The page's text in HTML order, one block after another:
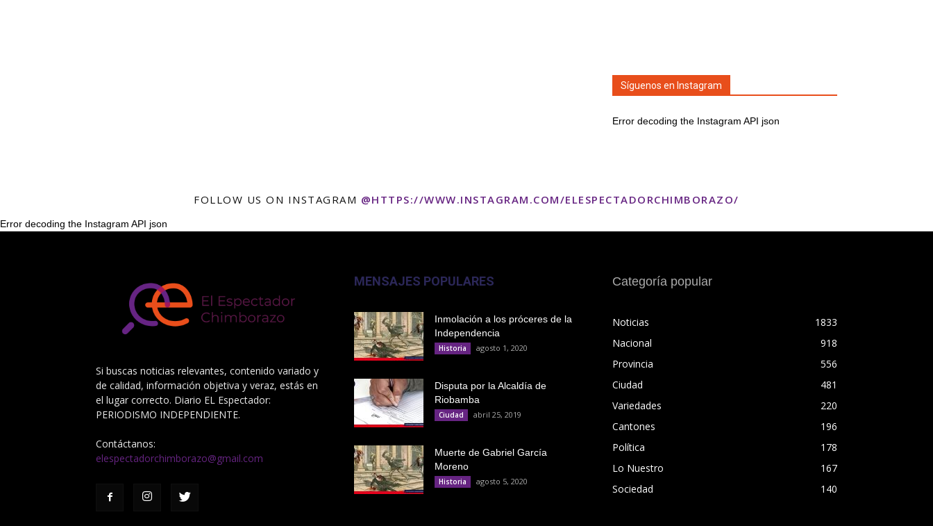
Síguenos en Instagram
Error decoding the Instagram API json
FOLLOW US ON INSTAGRAM @HTTPS://WWW.INSTAGRAM.COM/ELESPECTADORCHIMBORAZO/
Error decoding the Instagram API json
Si buscas noticias relevantes, contenido variado y
de calidad, información objetiva y veraz, estás en
el lugar correcto. Diario EL Espectador:
PERIODISMO INDEPENDIENTE.
Contáctanos:
elespectadorchimborazo@gmail.com
MENSAJES POPULARES
Inmolación a los próceres de la
Independencia
Historia agosto 1, 2020
Disputa por la Alcaldía de
Riobamba
Ciudad abril 25, 2019
Muerte de Gabriel García
Moreno
Historia agosto 5, 2020
Categoría popular
Noticias
1833
Nacional
918
Provincia
556
Ciudad
481
Variedades
220
Cantones
196
Política
178
Lo Nuestro
167
Sociedad
140